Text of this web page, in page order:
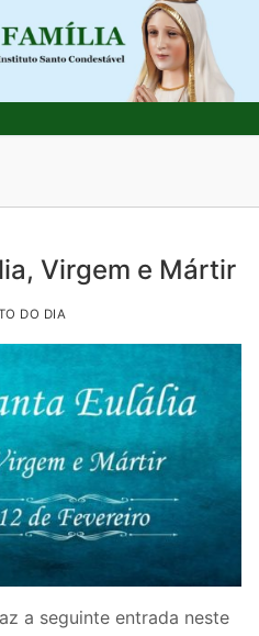
Virgem e Mártir
DO DIA
a seguinte entrada neste